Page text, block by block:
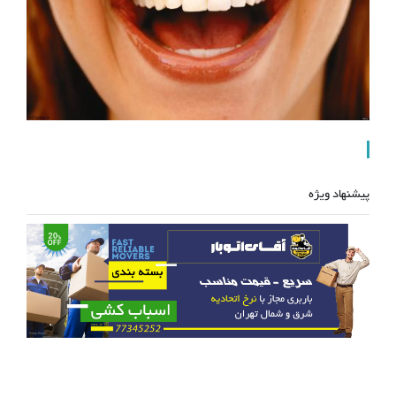
پیشنهاد ویژه